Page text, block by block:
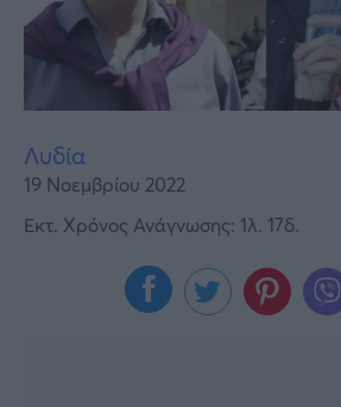
Λυδία
19 Νοεμβρίου 2022
Εκτ. Χρόνος Ανάγνωσης: 1λ. 17δ.